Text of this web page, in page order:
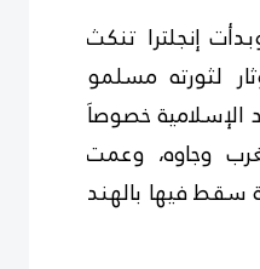
إنجلترا تنكث
لثورته مسلمو
الإسلامية خصوصاَ
وجاوه، وعمت
سقط فيها بالهند